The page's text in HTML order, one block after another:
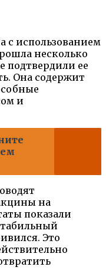
с использованием
несколько
подтвердили ее
Она содержит
и
на
показали
Это